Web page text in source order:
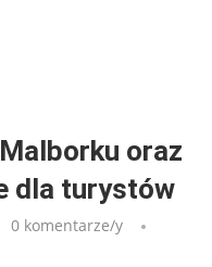
w Malborku oraz miejsca
oraz
dla turystów
0 komentarze/y